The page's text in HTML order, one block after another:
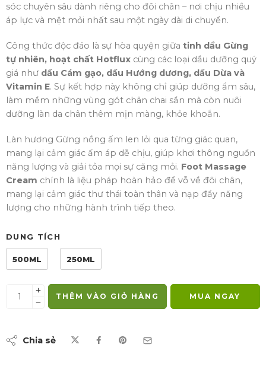
sóc chuyên sâu dành riêng cho đôi chân – nơi chịu nhiều
áp lực và mệt mỏi nhất sau một ngày dài di chuyển.
Công thức độc đáo là sự hòa quyện giữa tinh dầu Gừng
tự nhiên, hoạt chất Hotflux cùng các loại dầu dưỡng quý
giá như dầu Cám gạo, dầu Hướng dương, dầu Dừa và
Vitamin E. Sự kết hợp này không chỉ giúp dưỡng ẩm sâu,
làm mềm những vùng gót chân chai sần mà còn nuôi
dưỡng làn da chân thêm mịn màng, khỏe khoắn.
Làn hương Gừng nồng ấm len lỏi qua từng giác quan,
mang lại cảm giác ấm áp dễ chịu, giúp khơi thông nguồn
năng lượng và giải tỏa mọi sự căng mỏi. Foot Massage
Cream chính là liệu pháp hoàn hảo để vỗ về đôi chân,
mang lại cảm giác thư thái toàn thân và nạp đầy năng
lượng cho những hành trình tiếp theo.
DUNG TÍCH
500ML 250ML
THÊM VÀO GIỎ HÀNG MUA NGAY
Chia sẻ